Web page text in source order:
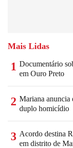
Mais Lidas
1 Documentário
em Ouro Preto
2 Mariana anuncia
duplo homicídio
3 Acordo destina
em distrito de